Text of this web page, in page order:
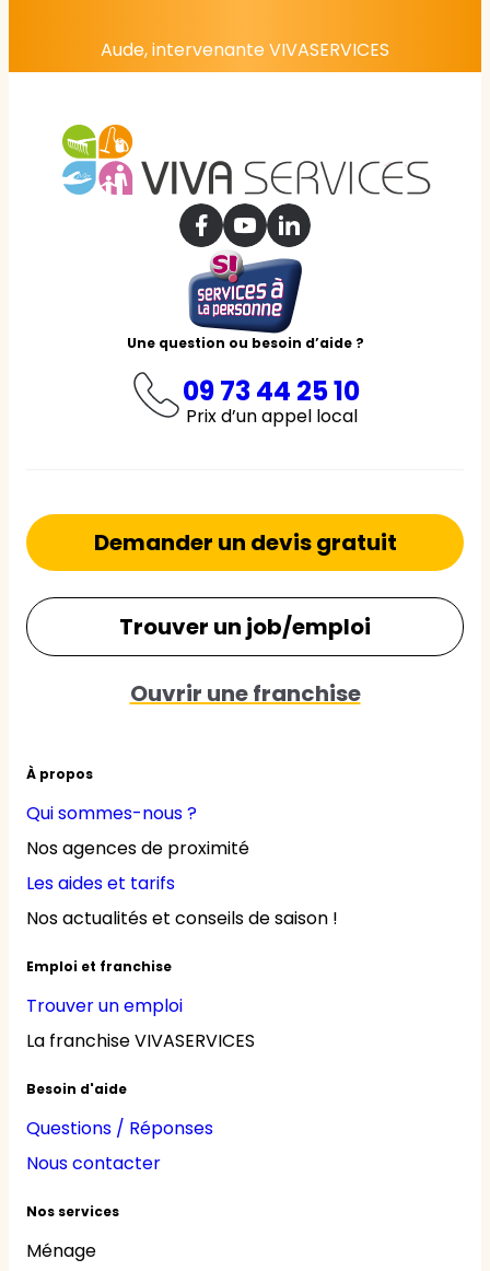
Aude, intervenante VIVASERVICES
Une question ou besoin d’aide ?
09 73 44 25 10
Prix d’un appel local
À propos
Qui sommes-nous ?
Nos agences de proximité
Les aides et tarifs
Nos actualités et conseils de saison !
Emploi et franchise
Trouver un emploi
La franchise VIVASERVICES
Besoin d'aide
Questions / Réponses
Nous contacter
Nos services
Ménage
Demander un devis gratuit
Trouver un job/emploi
Ouvrir une franchise